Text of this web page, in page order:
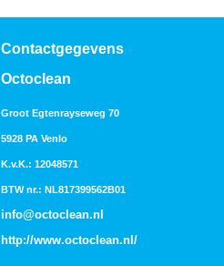
Contactgegevens
Octoclean
Groot Egtenrayseweg 70
5928 PA Venlo
K.v.K.: 12048571
BTW nr.: NL817399562B01
info@octoclean.nl
http://www.octoclean.nl /